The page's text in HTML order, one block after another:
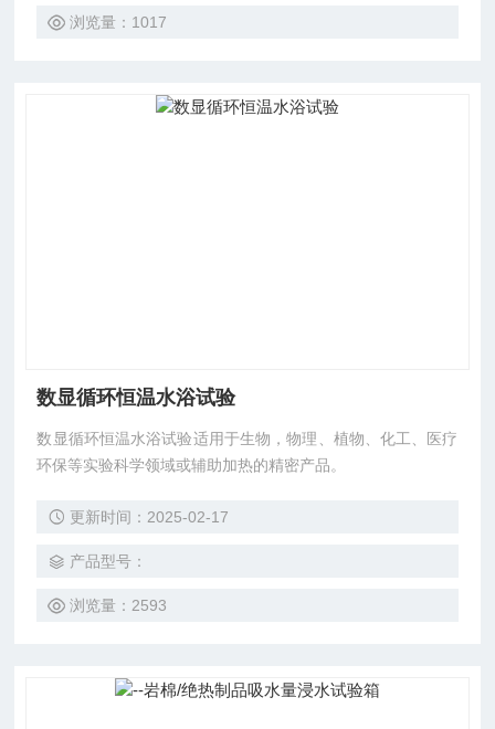
可以模拟由阳光、雨水和露水造成的威害。耐候试验箱利用氙
浏览量：1017
数显循环恒温水浴试验
数显循环恒温水浴试验适用于生物，物理、植物、化工、医疗
环保等实验科学领域或辅助加热的精密产品。
更新时间：2025-02-17
产品型号：
浏览量：2593